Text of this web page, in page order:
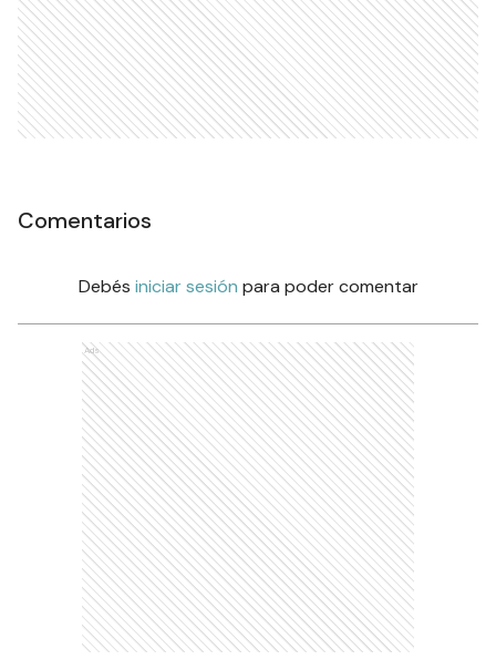
Comentarios
Debés iniciar sesión para poder comentar
Ads